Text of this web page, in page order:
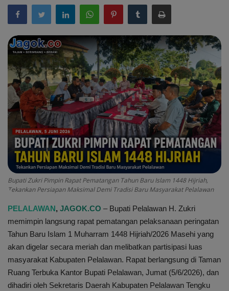
Peristiwa
Daerah
Pemerintah
Pemilu
Kriminal
Olahraga
Opini
Budaya
Internasional
Infotorial
Ekonomi
Bupati Zukri Pimpin Rapat Pematangan Tahun Baru Islam 1448 Hijriah,
Tekankan Persiapan Maksimal Demi Tradisi Baru Masyarakat Pelalawan
PELALAWAN, JAGOK.CO – Bupati Pelalawan H. Zukri
memimpin langsung rapat pematangan pelaksanaan peringatan
Tahun Baru Islam 1 Muharram 1448 Hijriah/2026 Masehi yang
akan digelar secara meriah dan melibatkan partisipasi luas
masyarakat Kabupaten Pelalawan. Rapat berlangsung di Taman
Ruang Terbuka Kantor Bupati Pelalawan, Jumat (5/6/2026), dan
dihadiri oleh Sekretaris Daerah Kabupaten Pelalawan Tengku